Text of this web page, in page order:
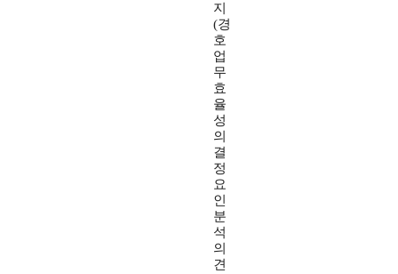
지
(경
호
업
무
효
율
성
의
결
정
요
인
분
석
의
견